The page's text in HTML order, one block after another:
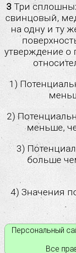
Основы
3 Три
свинцовый,
на одну и ту
утверждение о
1)
2)
меньше,
3)
больше
4) Значения
Персональный
Все